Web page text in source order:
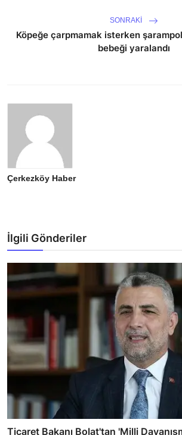
SONRAKI
Köpeğe çarpmamak isterken
bebeği yaralandı
Çerkezköy Haber
İlgili Gönderiler
Ticaret Bakanı Bolat'tan 'Milli